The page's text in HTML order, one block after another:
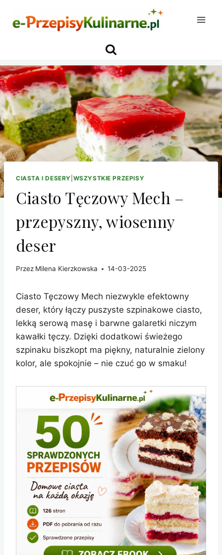
CIASTA I DESERY WSZYSTKIE PRZEPISY
Ciasto Tęczowy Mech –
przepyszny, wiosenny
deser
Przez Milena Kierzkowska 14-03-2025
Ciasto Tęczowy Mech niezwykle efektowny
deser, który łączy puszyste szpinakowe ciasto,
lekką serową masę i barwne galaretki niczym
kawałki tęczy. Dzięki dodatkowi świeżego
szpinaku biszkopt ma piękny, naturalnie zielony
kolor, ale spokojnie – nie czuć go w smaku!